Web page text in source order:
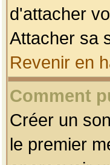
d'attacher
Attacher sa
Revenir en
Comment
Créer un
le premier